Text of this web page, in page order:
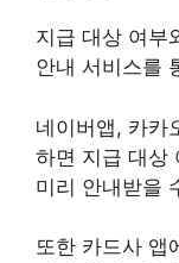
지급 대상 여부
안내 서비스를
네이버앱, 카카
하면 지급 대상
미리 안내받을
또한 카드사 앱